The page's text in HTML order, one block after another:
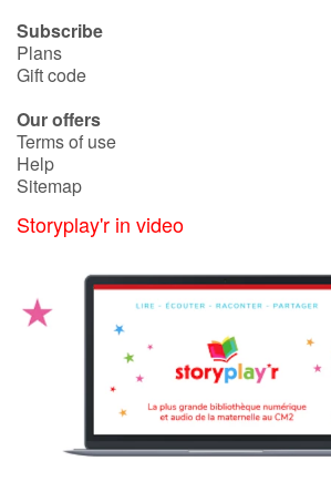
Subscribe
Plans
Gift code
Our offers
Terms of use
Help
Sitemap
Storyplay'r in video